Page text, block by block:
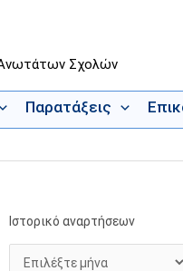
Σχολών
Παρατάξεις
Ιστορικό αναρτήσεων
Ι
σ
Κ
α